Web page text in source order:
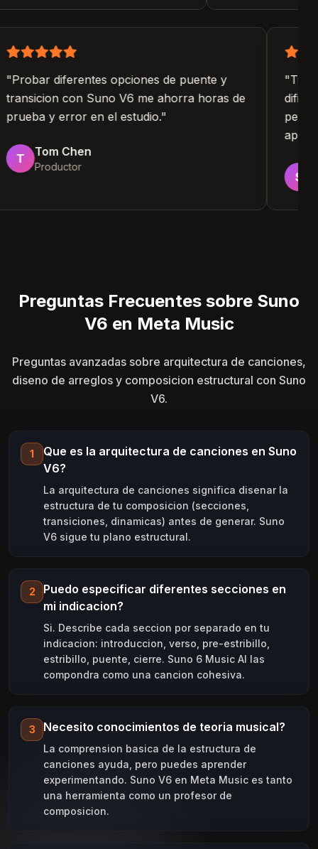
"Probar diferentes opciones de puente y
transicion con Suno V6 me ahorra horas de
prueba y error en el estudio.
T Tom Chen
Productor
"
Preguntas Frecuentes sobre Suno
V6 en Meta Music
Preguntas avanzadas sobre arquitectura de canciones,
diseno de arreglos y composicion estructural con Suno
V6.
1
Que es la arquitectura de canciones en Suno
V6?
La arquitectura de canciones significa disenar la
estructura de tu composicion (secciones,
transiciones, dinamicas) antes de generar. Suno
V6 sigue tu plano estructural.
2
Puedo especificar diferentes secciones en
mi indicacion?
Si. Describe cada seccion por separado en tu
indicacion: introduccion, verso, pre-estribillo,
estribillo, puente, cierre. Suno 6 Music AI las
compondra como una cancion cohesiva.
3 Necesito conocimientos de teoria musical?
La comprension basica de la estructura de
canciones ayuda, pero puedes aprender
experimentando. Suno V6 en Meta Music es tanto
una herramienta como un profesor de
composicion.